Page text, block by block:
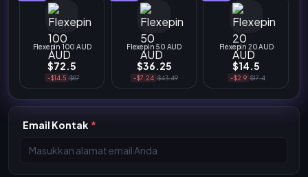
Flexepin 100 AUD
$72.5
-$14.5 $87
Flexepin 50 AUD
$36.25
-$7.24 $43.49
Flexepin 20 AUD
$14.5
-$2.9 $17.4
Email Kontak *